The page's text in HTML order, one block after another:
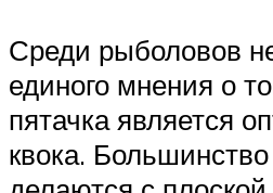
Среди рыболовов
единого мнения о
пятачка является
квока.